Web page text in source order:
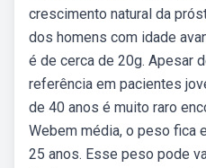
crescimento natural da
dos homens com idade
é de cerca de 20g. Apesar
referência em pacientes
de 40 anos é muito raro
Webem média, o peso fica
25 anos. Esse peso pode